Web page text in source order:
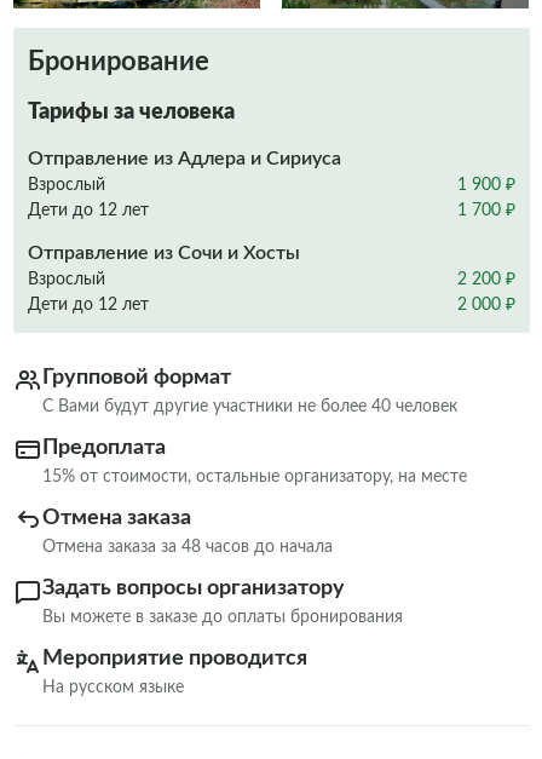
Бронирование
Тарифы за человека
Отправление из Адлера и Сириуса
Взрослый
1 900 ₽
Дети до 12 лет
1 700 ₽
Отправление из Сочи и Хосты
Взрослый
2 200 ₽
Дети до 12 лет
2 000 ₽
Групповой формат
С Вами будут другие участники не более 40 человек
Предоплата
15% от стоимости, остальные организатору, на месте
Отмена заказа
Отмена заказа за 48 часов до начала
Задать вопросы организатору
Вы можете в заказе до оплаты бронирования
Мероприятие проводится
На русском языке